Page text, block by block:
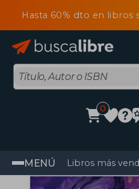
Hasta 60% dto en
0
MENÚ Libros más